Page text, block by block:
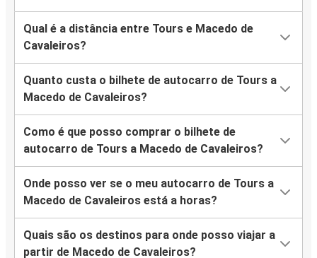
Qual é a distância entre Tours e Macedo de
Cavaleiros?
Quanto custa o bilhete de autocarro de Tours a
Macedo de Cavaleiros?
Como é que posso comprar o bilhete de
autocarro de Tours a Macedo de Cavaleiros?
Onde posso ver se o meu autocarro de Tours a
Macedo de Cavaleiros está a horas?
Quais são os destinos para onde posso viajar a
partir de Macedo de Cavaleiros?